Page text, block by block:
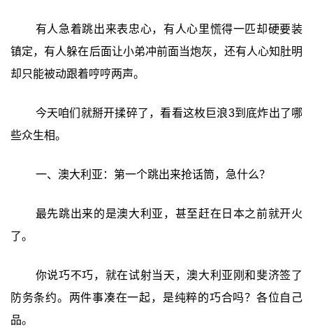
有人急着跳出来表忠心，有人心里慌得一匹却硬要装
镇定，有人躲在后面让小弟冲前面当炮灰，还有人心知肚明
却只能被动跟着哼哼两声。
今天咱们就掰开揉碎了，看看这枚巨浪3到底炸出了哪
些众生相。
一、澳大利亚：第一个跳出来抢话筒，急什么？
最先跳出来的是澳大利亚，甚至赶在日本之前就开火
了。
你说巧不巧，就在试射当天，澳大利亚刚和斐济签了
防务条约。两件事凑在一起，是纯粹的巧合吗？各位自己
品。